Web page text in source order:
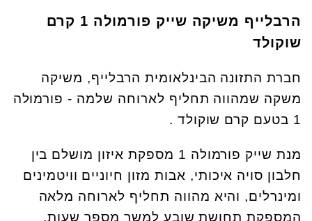
הרבלייף משיקה
שייק פורמולה 1 קרם
שוקולד
חברת התזונה הבינלאומית הרבלייף, משיקה
משקה שמהווה תחליף לארוחה שלמה - פורמולה
1 בטעם קרם שוקולד .
מנת שייק פורמולה 1 מספקת איזון מושלם בין
חלבון סויה איכותי, אבות מזון חיוניים וויטמינים
ומינרלים, והיא מהווה תחליף לארוחה מלאה
המספקת תחושת שובע למשך מספר שעות.